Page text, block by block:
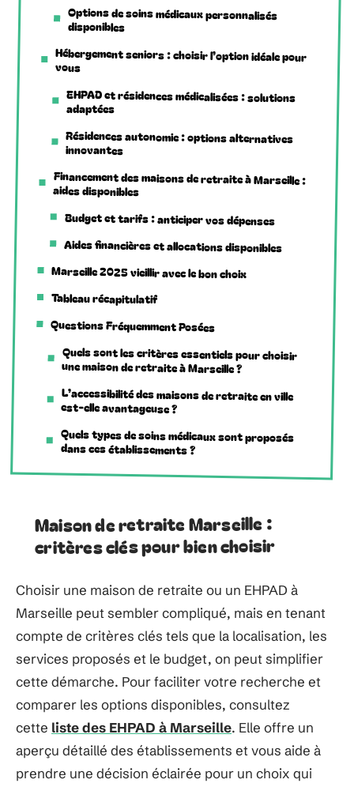
Options de soins médicaux personnalisés
disponibles
Hébergement seniors : choisir l’option idéale pour
vous
EHPAD et résidences médicalisées : solutions
adaptées
Résidences autonomie : options alternatives
innovantes
Financement des maisons de retraite à Marseille :
aides disponibles
Budget et tarifs : anticiper vos dépenses
Aides financières et allocations disponibles
Marseille 2025 vieillir avec le bon choix
Tableau récapitulatif
Questions Fréquemment Posées
Quels sont les critères essentiels pour choisir
une maison de retraite à Marseille ?
L’accessibilité des maisons de retraite en ville
est-elle avantageuse ?
Quels types de soins médicaux sont proposés
dans ces établissements ?
Maison de retraite Marseille :
critères clés pour bien choisir
Choisir une maison de retraite ou un EHPAD à
Marseille peut sembler compliqué, mais en tenant
compte de critères clés tels que la localisation, les
services proposés et le budget, on peut simplifier
cette démarche. Pour faciliter votre recherche et
comparer les options disponibles, consultez
cette liste des EHPAD à Marseille. Elle offre un
aperçu détaillé des établissements et vous aide à
prendre une décision éclairée pour un choix qui